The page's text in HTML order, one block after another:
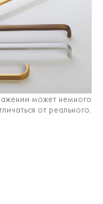
может немного
от реального.